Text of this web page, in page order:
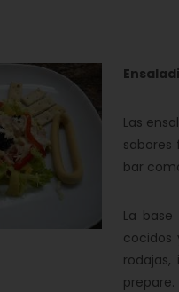
Las
sabores
bar
La
cocidos